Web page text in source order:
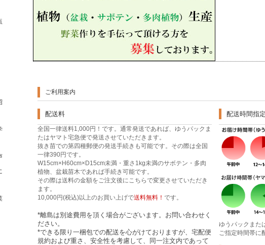
ご利用案内
配送料
全国一律送料1,000円！です。通常発送であれば、ゆうパックま
たはヤマト宅急便で発送させていただきます。
抜き苗での第四種郵便の発送手続きも可能です。その際は全国
一律390円です。
W15cm×H60cm×D15cm未満・重さ1kg未満のサボテン・多肉
植物、盆栽苗木であれば手続き可能です。
その際は送料の金額をご注文後にこちらで変更させていただき
ます。
10,000円(税込)以上のお買い上げで送料無料！ です。
*離島は別途費用を頂く場合がございます。お問い合わせく
ださい。
*できる限り一梱包での配送を心がけておりますが、宅配便
規約および重さ、安全性を考慮して、同一注文内であって
配送時間指
ゆうパックまた
ご指定時間帯に